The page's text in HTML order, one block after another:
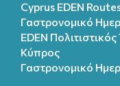
Cyprus EDEN
Γαστρονομικό
EDEN
Κύπρος
Γαστρονομικό